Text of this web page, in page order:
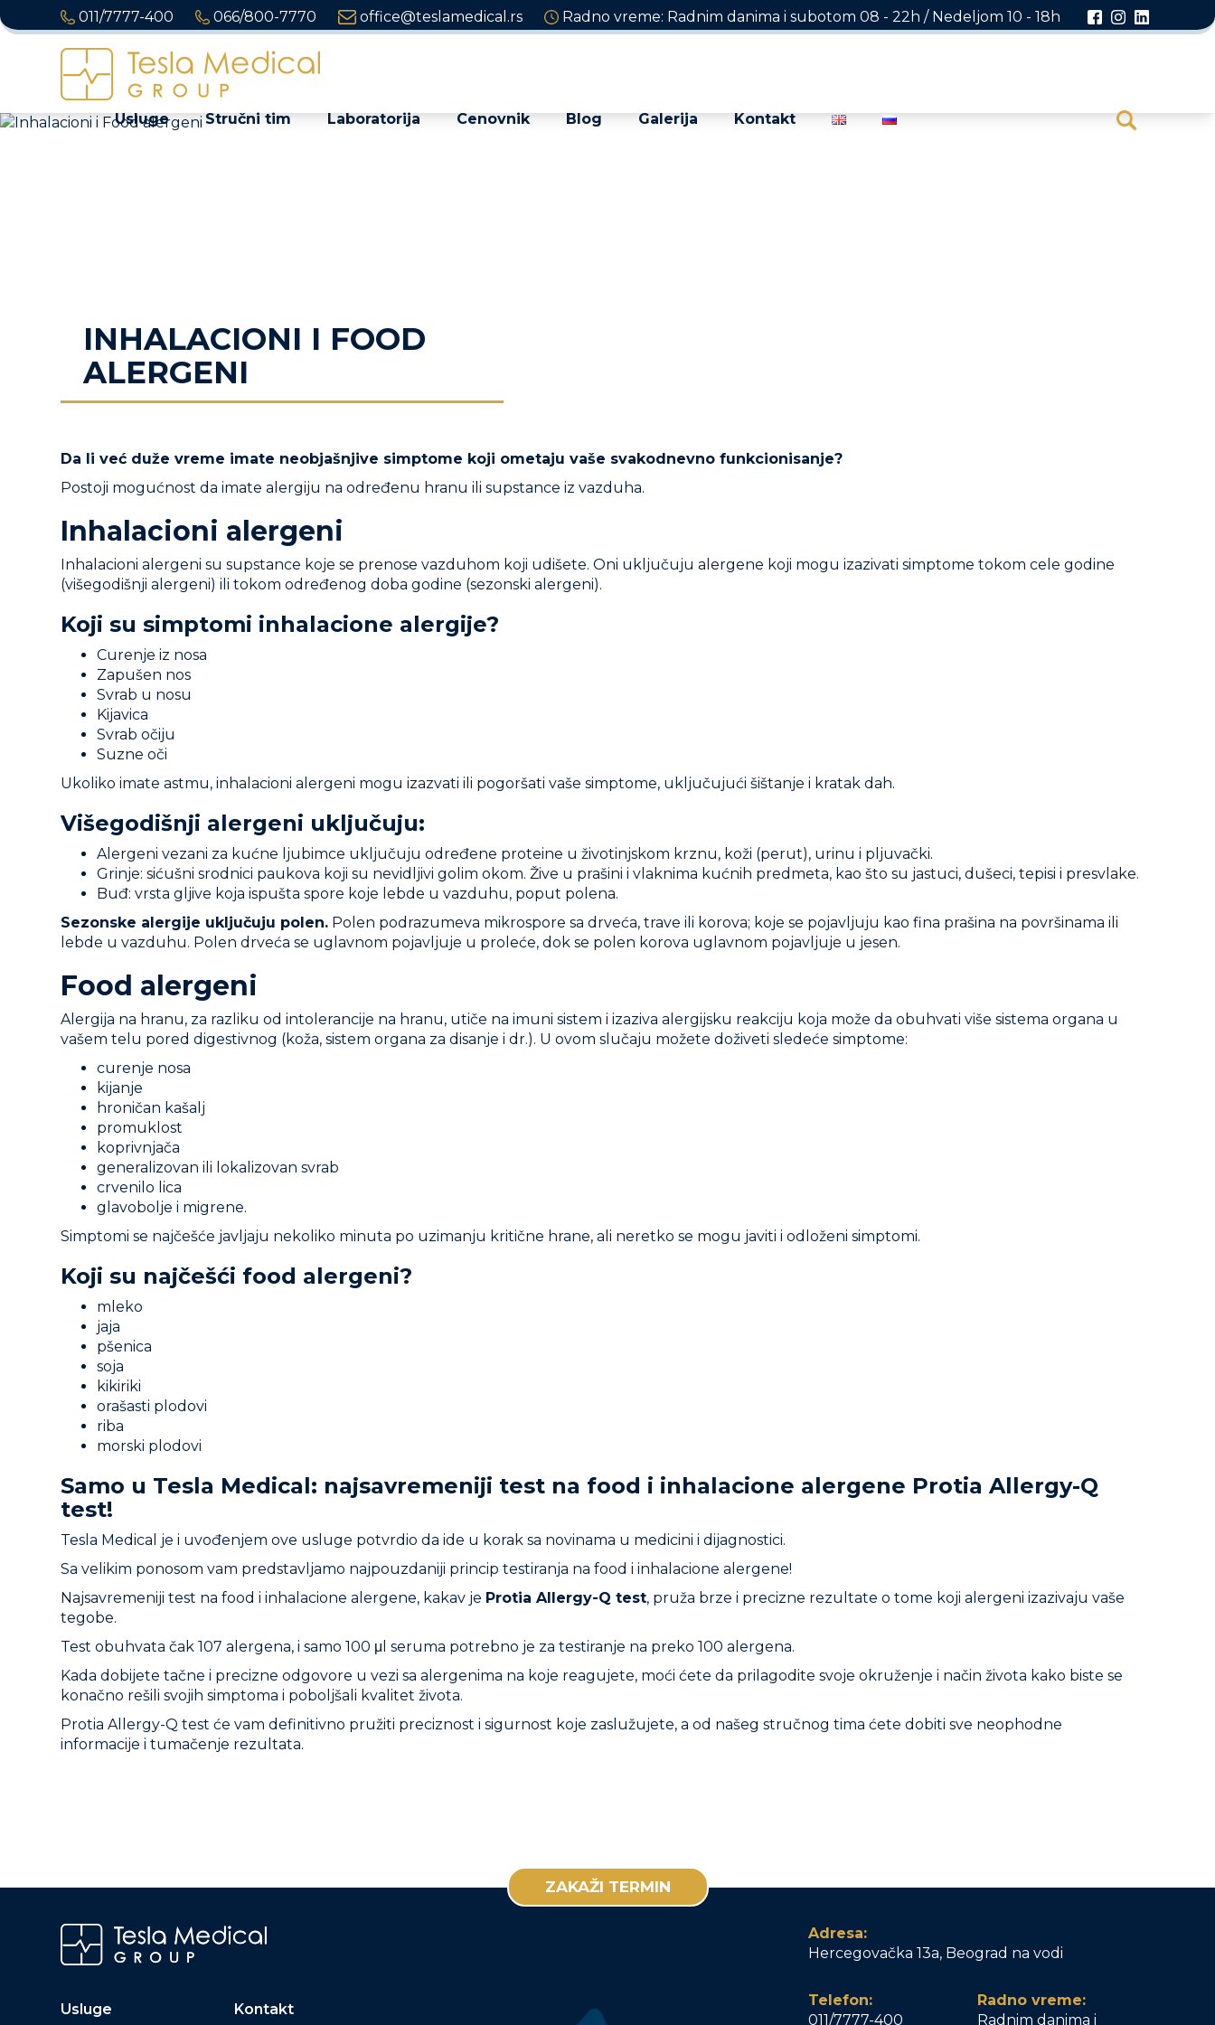
011/7777-400 066/800-7770 office@teslamedical.rs Radno vreme: Radnim danima i subotom 08 - 22h / Nedeljom 10 - 18h
Usluge Stručni tim Laboratorija Cenovnik Blog Galerija Kontakt
INHALACIONI I FOOD
ALERGENI
Da li već duže vreme imate neobjašnjive simptome koji ometaju vaše svakodnevno funkcionisanje?
Postoji mogućnost da imate alergiju na određenu hranu ili supstance iz vazduha.
Inhalacioni alergeni
Inhalacioni alergeni su supstance koje se prenose vazduhom koji udišete. Oni uključuju alergene koji mogu izazivati simptome tokom cele godine
(višegodišnji alergeni) ili tokom određenog doba godine (sezonski alergeni).
Koji su simptomi inhalacione alergije?
Curenje iz nosa
Zapušen nos
Svrab u nosu
Kijavica
Svrab očiju
Suzne oči
Ukoliko imate astmu, inhalacioni alergeni mogu izazvati ili pogoršati vaše simptome, uključujući šištanje i kratak dah.
Višegodišnji alergeni uključuju:
Alergeni vezani za kućne ljubimce uključuju određene proteine u životinjskom krznu, koži (perut), urinu i pljuvački.
Grinje: sićušni srodnici paukova koji su nevidljivi golim okom. Žive u prašini i vlaknima kućnih predmeta, kao što su jastuci, dušeci, tepisi i presvlake.
Buđ: vrsta gljive koja ispušta spore koje lebde u vazduhu, poput polena.
Sezonske alergije uključuju polen. Polen podrazumeva mikrospore sa drveća, trave ili korova; koje se pojavljuju kao fina prašina na površinama ili
lebde u vazduhu. Polen drveća se uglavnom pojavljuje u proleće, dok se polen korova uglavnom pojavljuje u jesen.
Food alergeni
Alergija na hranu, za razliku od intolerancije na hranu, utiče na imuni sistem i izaziva alergijsku reakciju koja može da obuhvati više sistema organa u
vašem telu pored digestivnog (koža, sistem organa za disanje i dr.). U ovom slučaju možete doživeti sledeće simptome:
curenje nosa
kijanje
hroničan kašalj
promuklost
koprivnjača
generalizovan ili lokalizovan svrab
crvenilo lica
glavobolje i migrene.
Simptomi se najčešće javljaju nekoliko minuta po uzimanju kritične hrane, ali neretko se mogu javiti i odloženi simptomi.
Koji su najčešći food alergeni?
mleko
jaja
pšenica
soja
kikiriki
orašasti plodovi
riba
morski plodovi
Samo u Tesla Medical: najsavremeniji test na food i inhalacione alergene Protia Allergy-Q
test!
Tesla Medical je i uvođenjem ove usluge potvrdio da ide u korak sa novinama u medicini i dijagnostici.
Sa velikim ponosom vam predstavljamo najpouzdaniji princip testiranja na food i inhalacione alergene!
Najsavremeniji test na food i inhalacione alergene, kakav je Protia Allergy-Q test, pruža brze i precizne rezultate o tome koji alergeni izazivaju vaše
tegobe.
Test obuhvata čak 107 alergena, i samo 100 μl seruma potrebno je za testiranje na preko 100 alergena.
Kada dobijete tačne i precizne odgovore u vezi sa alergenima na koje reagujete, moći ćete da prilagodite svoje okruženje i način života kako biste se
konačno rešili svojih simptoma i poboljšali kvalitet života.
Protia Allergy-Q test će vam definitivno pružiti preciznost i sigurnost koje zaslužujete, a od našeg stručnog tima ćete dobiti sve neophodne
informacije i tumačenje rezultata.
ZAKAŽI TERMIN
Usluge Kontakt
Adresa:
Hercegovačka 13a, Beograd na vodi
Telefon:
011/7777-400
Radno vreme:
Radnim danima i